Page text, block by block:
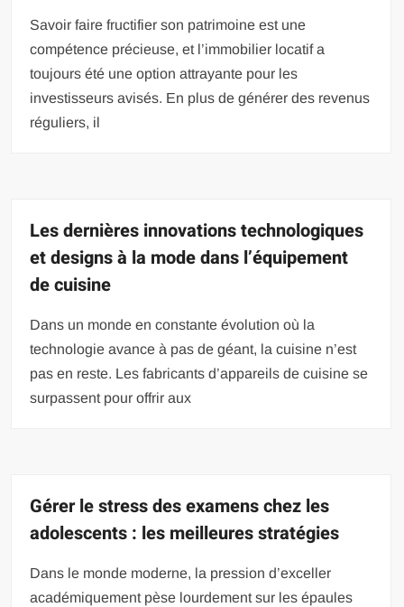
Savoir faire fructifier son patrimoine est une
compétence précieuse, et l’immobilier locatif a
toujours été une option attrayante pour les
investisseurs avisés. En plus de générer des revenus
réguliers, il
Les dernières innovations technologiques
et designs à la mode dans l’équipement
de cuisine
Dans un monde en constante évolution où la
technologie avance à pas de géant, la cuisine n’est
pas en reste. Les fabricants d’appareils de cuisine se
surpassent pour offrir aux
Gérer le stress des examens chez les
adolescents : les meilleures stratégies
Dans le monde moderne, la pression d’exceller
académiquement pèse lourdement sur les épaules